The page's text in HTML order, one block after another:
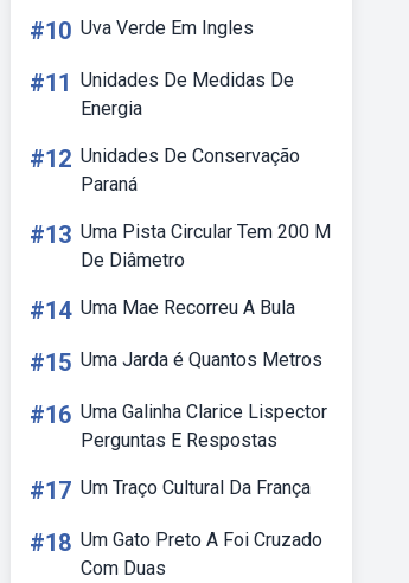
#10 Uva Verde Em Ingles
#11 Unidades De Medidas De
Energia
#12 Unidades De Conservação
Paraná
#13 Uma Pista Circular Tem 200 M
De Diâmetro
#14 Uma Mae Recorreu A Bula
#15 Uma Jarda é Quantos Metros
#16 Uma Galinha Clarice Lispector
Perguntas E Respostas
#17 Um Traço Cultural Da França
#18 Um Gato Preto A Foi Cruzado
Com Duas